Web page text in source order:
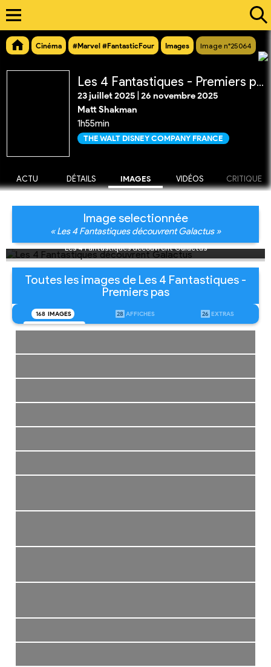
Cinéma #Marvel #FantasticFour Images Image n°25064
Les 4 Fantastiques - Premiers pas
23 juillet 2025 26 novembre 2025
Matt Shakman
1h55min
THE WALT DISNEY COMPANY FRANCE
ACTU DÉTAILS IMAGES VIDÉOS CRITIQUE
Image selectionnée
« Les 4 Fantastiques découvrent Galactus »
Les 4 Fantastiques découvrent Galactus
Toutes les images de Les 4 Fantastiques -
Premiers pas
168 IMAGES 28 AFFICHES 26 EXTRAS